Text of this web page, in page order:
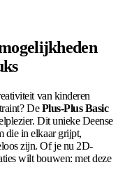
van kinderen
DePlus-Plus Basic
Dit unieke Deense
die in elkaar grijpt,
zijn. Of je nu 2D-
wilt bouwen: met deze